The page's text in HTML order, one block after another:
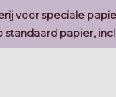
voor speciale
standaard papier,